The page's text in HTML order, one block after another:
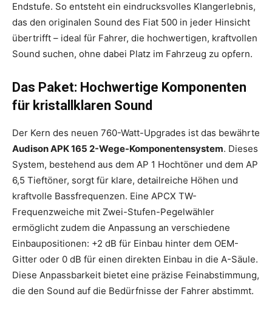
Endstufe. So entsteht ein eindrucksvolles Klangerlebnis,
das den originalen Sound des Fiat 500 in jeder Hinsicht
übertrifft – ideal für Fahrer, die hochwertigen, kraftvollen
Sound suchen, ohne dabei Platz im Fahrzeug zu opfern.
Das Paket: Hochwertige Komponenten
für kristallklaren Sound
Der Kern des neuen 760-Watt-Upgrades ist das bewährte
Audison APK 165 2-Wege-Komponentensystem. Dieses
System, bestehend aus dem AP 1 Hochtöner und dem AP
6,5 Tieftöner, sorgt für klare, detailreiche Höhen und
kraftvolle Bassfrequenzen. Eine APCX TW-
Frequenzweiche mit Zwei-Stufen-Pegelwähler
ermöglicht zudem die Anpassung an verschiedene
Einbaupositionen: +2 dB für Einbau hinter dem OEM-
Gitter oder 0 dB für einen direkten Einbau in die A-Säule.
Diese Anpassbarkeit bietet eine präzise Feinabstimmung,
die den Sound auf die Bedürfnisse der Fahrer abstimmt.